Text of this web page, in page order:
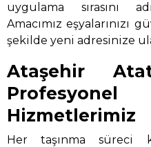
uygulama sırasını
Amacımız eşyalarınızı
şekilde yeni adresinize
Ataşehir
Hizmetlerimiz
Her taşınma süreci